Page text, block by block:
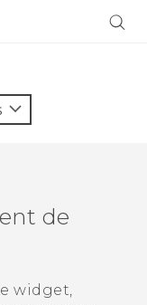
de
widget,